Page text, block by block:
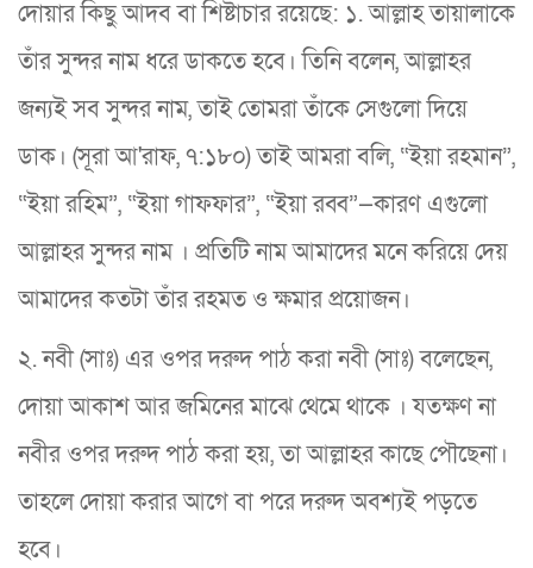
দোয়ার কিছু আদব বা শিষ্টাচার রয়েছে: ১. আল্লাহ তায়ালাকে
তাঁর সুন্দর নাম ধরে ডাকতে হবে। তিনি বলেন, আল্লাহর
জন্যই সব সুন্দর নাম, তাই তোমরা তাঁকে সেগুলো দিয়ে
ডাক। (সূরা আ'রাফ, ৭:১৮০) তাই আমরা বলি, “ইয়া রহমান”,
“ইয়া রহিম”, “ইয়া গাফফার”, “ইয়া রব্ব”—কারণ এগুলো
আল্লাহর সুন্দর নাম । প্রতিটি নাম আমাদের মনে করিয়ে দেয়
আমাদের কতটা তাঁর রহমত ও ক্ষমার প্রয়োজন।
২. নবী (সাঃ) এর ওপর দরুদ পাঠ করা নবী (সাঃ) বলেছেন,
দোয়া আকাশ আর জমিনের মাঝে থেমে থাকে । যতক্ষণ না
নবীর ওপর দরুদ পাঠ করা হয়, তা আল্লাহর কাছে পৌছেনা।
তাহলে দোয়া করার আগে বা পরে দরুদ অবশ্যই পড়তে
হবে।